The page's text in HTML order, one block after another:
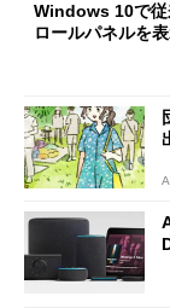
Windows 10で従
ロールパネルを